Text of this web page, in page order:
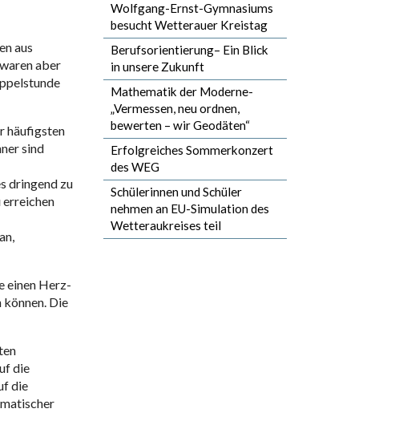
aus
aber
häufigsten
sind
dringend zu
erreichen
einen Herz-
Die
die
die
Wolfgang-Ernst-Gymnasiums
besucht Wetterauer Kreistag
Berufsorientierung– Ein Blick
in unsere Zukunft
Mathematik der Moderne-
„Vermessen, neu ordnen,
bewerten – wir Geodäten“
Erfolgreiches Sommerkonzert
des WEG
Schülerinnen und Schüler
nehmen an EU-Simulation des
Wetteraukreises teil